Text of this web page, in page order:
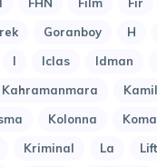
FHN Film Fir
Goranboy H
I Iclas Idman
Kahramanmara
Kolonna
Kriminal La Lift